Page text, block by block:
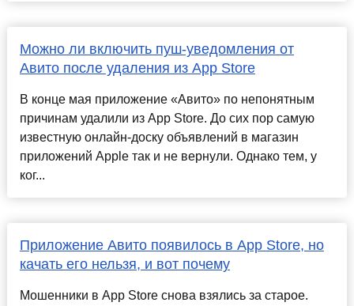
Можно ли включить пуш-уведомления от
Авито после удаления из App Store
В конце мая приложение «Авито» по непонятным
причинам удалили из App Store. До сих пор самую
известную онлайн-доску объявлений в магазин
приложений Apple так и не вернули. Однако тем, у
ког...
Приложение Авито появилось в App Store, но
качать его нельзя, и вот почему
Мошенники в App Store снова взялись за старое.